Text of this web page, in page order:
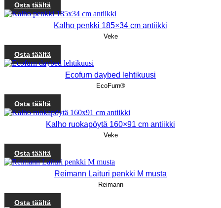
Osta täältä
Kalho penkki 185×34 cm antiikki
Veke
Osta täältä
Ecofurn daybed lehtikuusi
EcoFurn®
Osta täältä
Kalho ruokapöytä 160×91 cm antiikki
Veke
Osta täältä
Reimann Laituri penkki M musta
Reimann
Osta täältä